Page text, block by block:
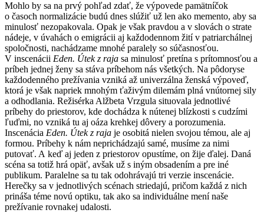
Mohlo by sa na prvý pohľad zdať, že výpovede pamätníčok
o časoch normalizácie budú dnes slúžiť už len ako memento, aby sa
minulosť nezopakovala. Opak je však pravdou a v slovách o strate
nádeje, v úvahách o emigrácii aj každodennom žití v patriarchálnej
spoločnosti, nachádzame mnohé paralely so súčasnosťou.
V inscenácii Eden. Útek z raja sa minulosť pretína s prítomnosťou a
príbeh jednej ženy sa stáva príbehom nás všetkých. Na pôdoryse
každodenného prežívania vzniká až univerzálna ženská výpoveď,
ktorá je však napriek mnohým ťaživým dilemám plná vnútornej sily
a odhodlania. Režisérka Alžbeta Vrzgula situovala jednotlivé
príbehy do priestorov, kde dochádza k nútenej blízkosti s cudzími
ľuďmi, no vzniká tu aj oáza krehkej dôvery a porozumenia.
Inscenácia Eden. Útek z raja je osobitá nielen svojou témou, ale aj
formou. Príbehy k nám neprichádzajú samé, musíme za nimi
putovať. A keď aj jeden z priestorov opustíme, on žije ďalej. Daná
scéna sa totiž hrá opäť, avšak už s iným obsadením a pre iné
publikum. Paralelne sa tu tak odohrávajú tri verzie inscenácie.
Herečky sa v jednotlivých scénach striedajú, pričom každá z nich
prináša téme novú optiku, tak ako sa individuálne mení naše
prežívanie rovnakej udalosti.